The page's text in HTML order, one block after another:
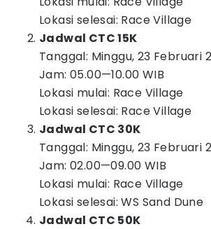
Lokasi selesai: Race Village
Jadwal CTC 15K
Tanggal: Minggu, 23 Februari
Jam: 05.00—10.00 WIB
Lokasi mulai: Race Village
Lokasi selesai: Race Village
Jadwal CTC 30K
Tanggal: Minggu, 23 Februari
Jam: 02.00—09.00 WIB
Lokasi mulai: Race Village
Lokasi selesai: WS Sand Dune
Jadwal CTC 50K